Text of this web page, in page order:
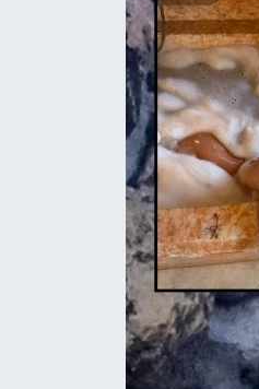
Haberde İnsan
Kültür Sanat
Magazin
Manşet Altı
Manşetler
Resmi İlan